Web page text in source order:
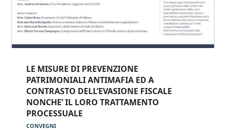
LE MISURE DI PREVENZIONE
PATRIMONIALI ANTIMAFIA ED A
CONTRASTO DELL’EVASIONE FISCALE
NONCHE’ IL LORO TRATTAMENTO
PROCESSUALE
CONVEGNI